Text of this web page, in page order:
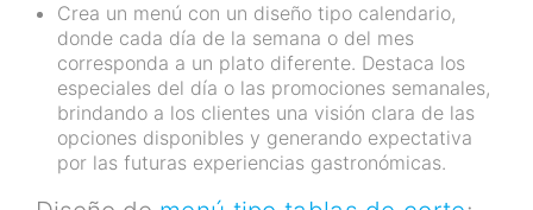
Crea un menú con un diseño tipo calendario,
donde cada día de la semana o del mes
corresponda a un plato diferente. Destaca los
especiales del día o las promociones semanales,
brindando a los clientes una visión clara de las
opciones disponibles y generando expectativa
por las futuras experiencias gastronómicas.